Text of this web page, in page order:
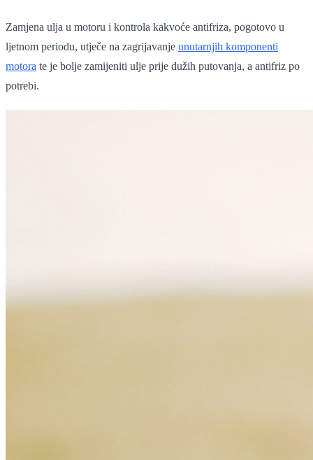
Zamjena ulja u motoru i kontrola kakvoće antifriza, pogotovo u
ljetnom periodu, utječe na zagrijavanje unutarnjih komponenti
motora te je bolje zamijeniti ulje prije dužih putovanja, a antifriz po
potrebi.